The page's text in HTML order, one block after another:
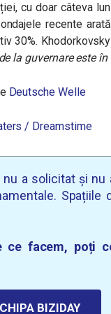
cu doar câteva
recente
30%.
la guvernare este
Deutsche Welle
/ Dreamstime
nu a solicitat și
ce facem, poți
BIZIDAY